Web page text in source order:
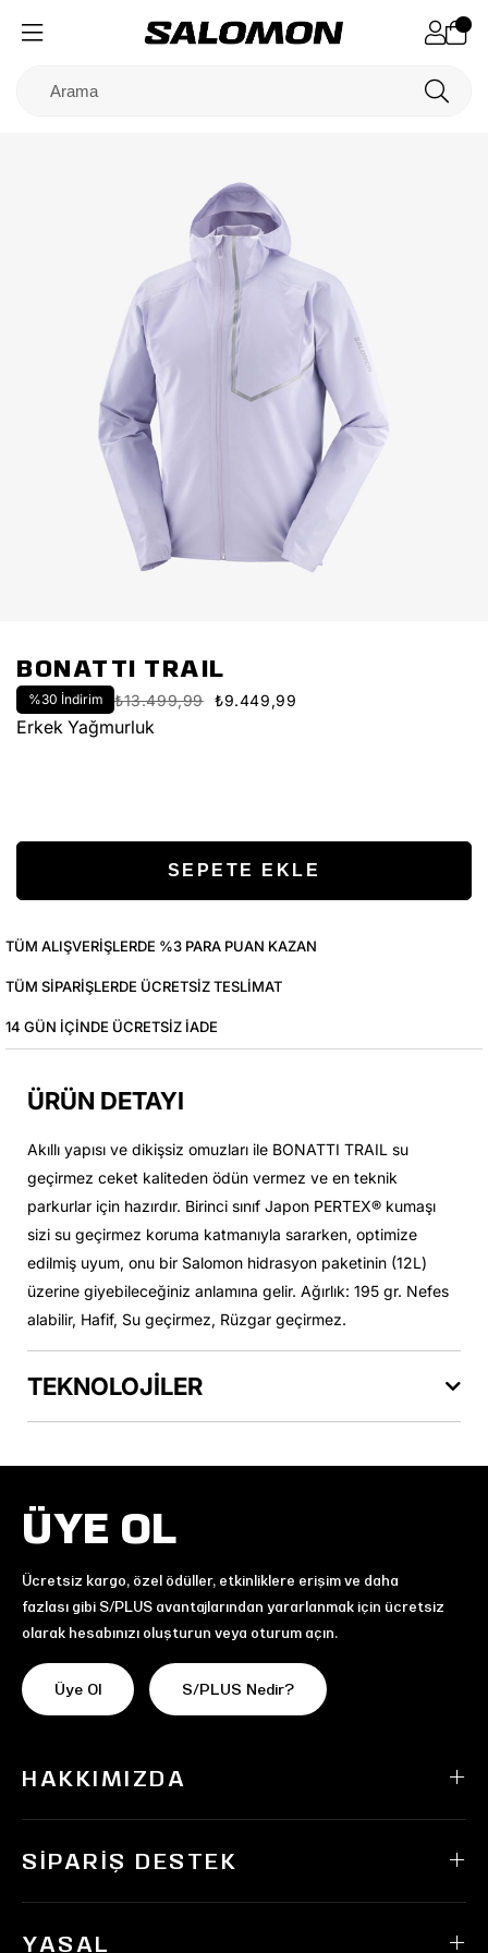
BONATTI TRAIL
%30 İndirim ₺13.499,99 ₺9.449,99
Erkek Yağmurluk
TÜM ALIŞVERIŞLERDE %3 PARA PUAN KAZAN
TÜM SIPARIŞLERDE ÜCRETSIZ TESLIMAT
14 GÜN IÇINDE ÜCRETSIZ IADE
ÜRÜN DETAYI
Akıllı yapısı ve dikişsiz omuzları ile BONATTI TRAIL su
geçirmez ceket kaliteden ödün vermez ve en teknik
parkurlar için hazırdır. Birinci sınıf Japon PERTEX® kumaşı
sizi su geçirmez koruma katmanıyla sararken, optimize
edilmiş uyum, onu bir Salomon hidrasyon paketinin (12L)
üzerine giyebileceğiniz anlamına gelir. Ağırlık: 195 gr. Nefes
alabilir, Hafif, Su geçirmez, Rüzgar geçirmez.
TEKNOLOJİLER
ÜYE OL
Ücretsiz kargo, özel ödüller, etkinliklere erişim ve daha
fazlası gibi S/PLUS avantajlarından yararlanmak için ücretsiz
olarak hesabınızı oluşturun veya oturum açın.
Üye Ol S/PLUS Nedir?
HAKKIMIZDA
SIPARIŞ DESTEK
YASAL